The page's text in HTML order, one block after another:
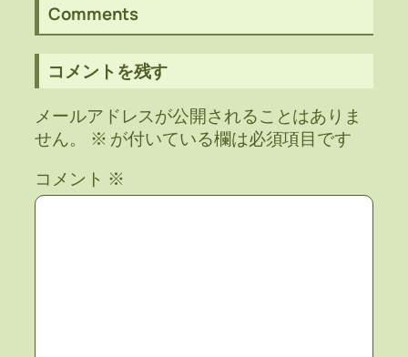
Comments
コメントを残す
メールアドレスが公開されることはありま
せん。
※ が付いている欄は必須項目です
コメント ※